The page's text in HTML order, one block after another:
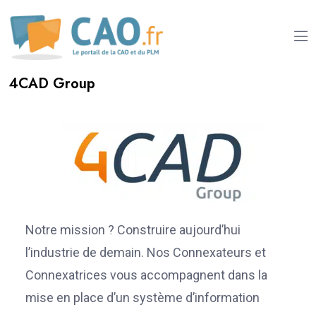
4CAD Group
Notre mission ? Construire aujourd’hui
l’industrie de demain. Nos Connexateurs et
Connexatrices vous accompagnent dans la
mise en place d’un système d’information